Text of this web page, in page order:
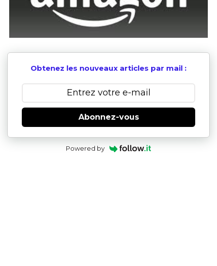
Obtenez les nouveaux articles par mail :
Abonnez-vous
Powered by